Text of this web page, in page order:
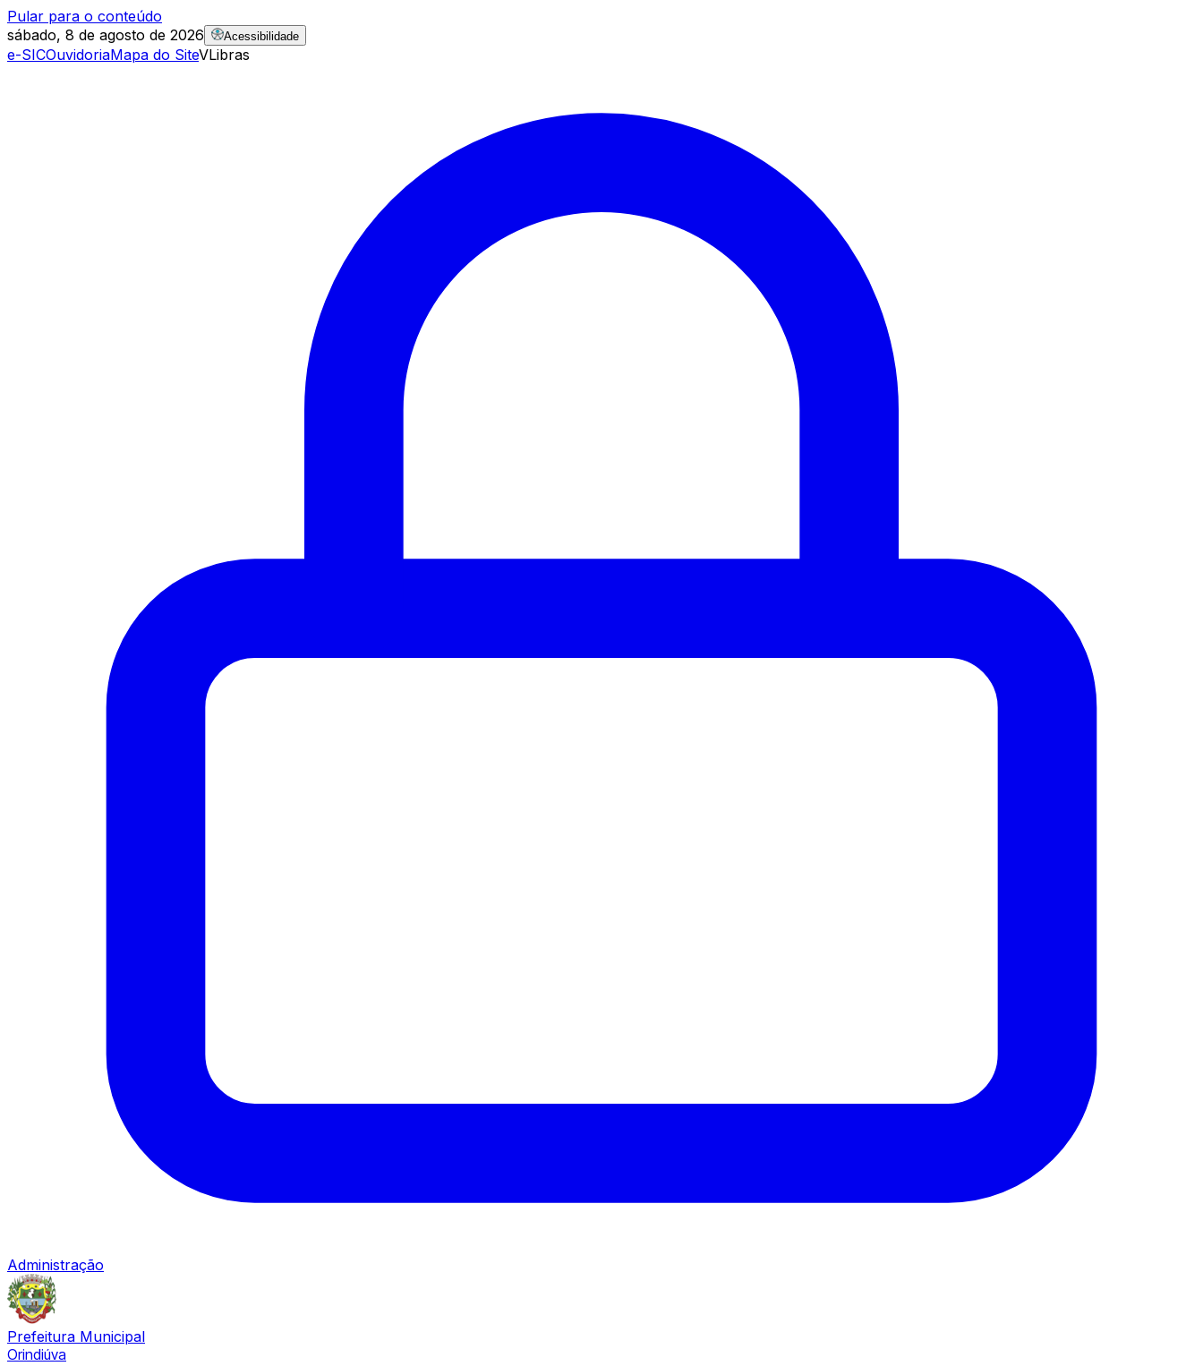
Pular para o conteúdo
sábado, 8 de agosto de 2026
Acessibilidade
e-SICOuvidoriaMapa do SiteVLibras
Administração
Prefeitura Municipal
Orindiúva